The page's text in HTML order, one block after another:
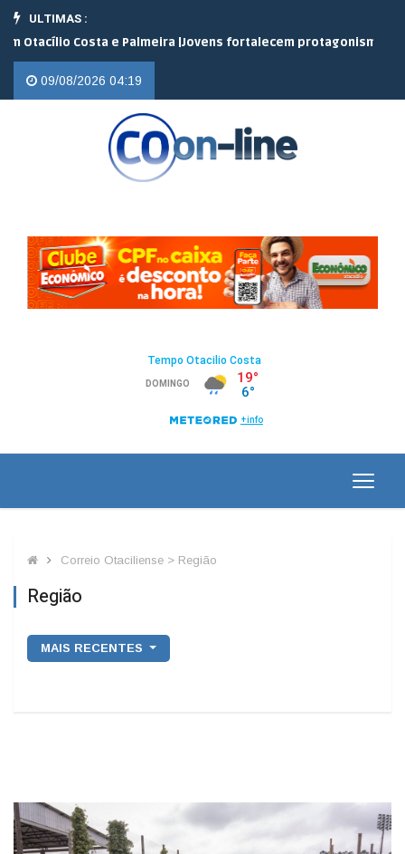
ULTIMAS :
e Palmeira |Jovens fortalecem protagonismo no campo em
09/08/2026 04:19
Correio Otaciliense > Região
Região
MAIS RECENTES